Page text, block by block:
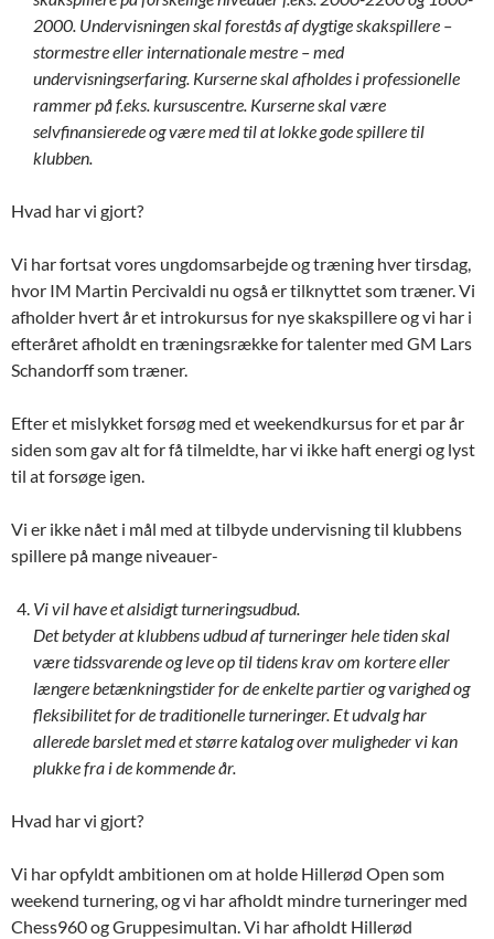
2000. Undervisningen skal forestås af dygtige skakspillere –
stormestre eller internationale mestre – med
undervisningserfaring. Kurserne skal afholdes i professionelle
rammer på f.eks. kursuscentre. Kurserne skal være
selvfinansierede og være med til at lokke gode spillere til
klubben.
Hvad har vi gjort?
Vi har fortsat vores ungdomsarbejde og træning hver tirsdag,
hvor IM Martin Percivaldi nu også er tilknyttet som træner. Vi
afholder hvert år et introkursus for nye skakspillere og vi har i
efteråret afholdt en træningsrække for talenter med GM Lars
Schandorff som træner.
Efter et mislykket forsøg med et weekendkursus for et par år
siden som gav alt for få tilmeldte, har vi ikke haft energi og lyst
til at forsøge igen.
Vi er ikke nået i mål med at tilbyde undervisning til klubbens
spillere på mange niveauer-
Vi vil have et alsidigt turneringsudbud.
Det betyder at klubbens udbud af turneringer hele tiden skal
være tidssvarende og leve op til tidens krav om kortere eller
længere betænkningstider for de enkelte partier og varighed og
fleksibilitet for de traditionelle turneringer. Et udvalg har
allerede barslet med et større katalog over muligheder vi kan
plukke fra i de kommende år.
Hvad har vi gjort?
Vi har opfyldt ambitionen om at holde Hillerød Open som
weekend turnering, og vi har afholdt mindre turneringer med
Chess960 og Gruppesimultan. Vi har afholdt Hillerød